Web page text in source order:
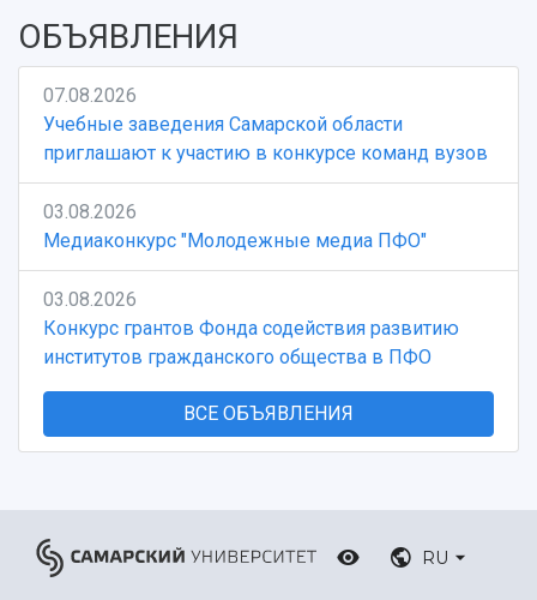
ОБЪЯВЛЕНИЯ
07.08.2026
Учебные заведения Самарской области
приглашают к участию в конкурсе команд вузов
03.08.2026
Медиаконкурс "Молодежные медиа ПФО"
03.08.2026
Конкурс грантов Фонда содействия развитию
институтов гражданского общества в ПФО
ВСЕ ОБЪЯВЛЕНИЯ
RU